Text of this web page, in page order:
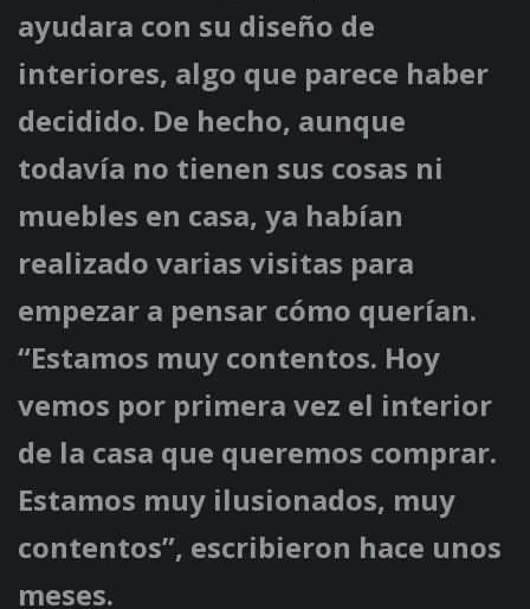
ayudara con su diseño de
interiores, algo que parece haber
decidido. De hecho, aunque
todavía no tienen sus cosas ni
muebles en casa, ya habían
realizado varias visitas para
empezar a pensar cómo querían.
“Estamos muy contentos. Hoy
vemos por primera vez el interior
de la casa que queremos comprar.
Estamos muy ilusionados, muy
contentos”, escribieron hace unos
meses.